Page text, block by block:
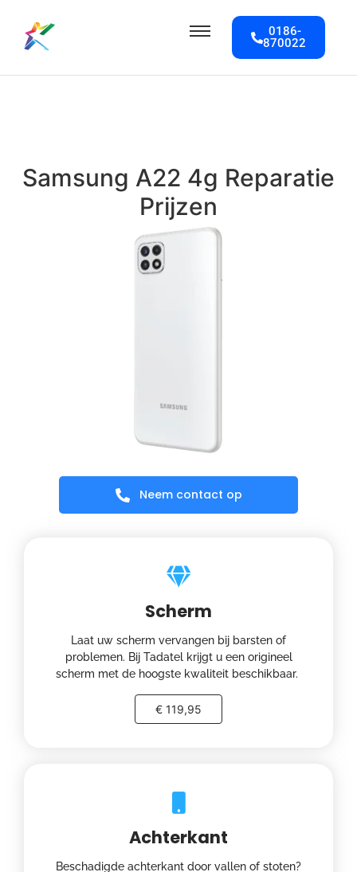
0186-
870022
Samsung A22 4g Reparatie
Prijzen
Neem contact op
Scherm
Laat uw scherm vervangen bij barsten of
problemen. Bij Tadatel krijgt u een origineel
scherm met de hoogste kwaliteit beschikbaar.
€ 119,95
Achterkant
Beschadigde achterkant door vallen of stoten?